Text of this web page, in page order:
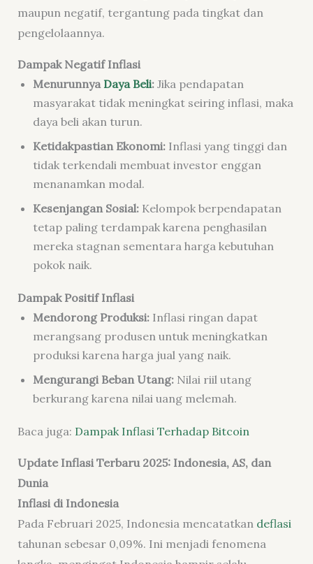
maupun negatif, tergantung pada tingkat dan
pengelolaannya.
Dampak Negatif Inflasi
Menurunnya Daya Beli:Jika pendapatan
masyarakat tidak meningkat seiring inflasi, maka
daya beli akan turun.
Ketidakpastian Ekonomi:Inflasi yang tinggi dan
tidak terkendali membuat investor enggan
menanamkan modal.
Kesenjangan Sosial:Kelompok berpendapatan
tetap paling terdampak karena penghasilan
mereka stagnan sementara harga kebutuhan
pokok naik.
Dampak Positif Inflasi
Mendorong Produksi:Inflasi ringan dapat
merangsang produsen untuk meningkatkan
produksi karena harga jual yang naik.
Mengurangi Beban Utang:Nilai riil utang
berkurang karena nilai uang melemah.
Baca juga: Dampak Inflasi Terhadap Bitcoin
Update Inflasi Terbaru 2025: Indonesia, AS, dan
Dunia
Inflasi di Indonesia
Pada Februari 2025, Indonesia mencatatkan deflasi
tahunan sebesar 0,09%. Ini menjadi fenomena